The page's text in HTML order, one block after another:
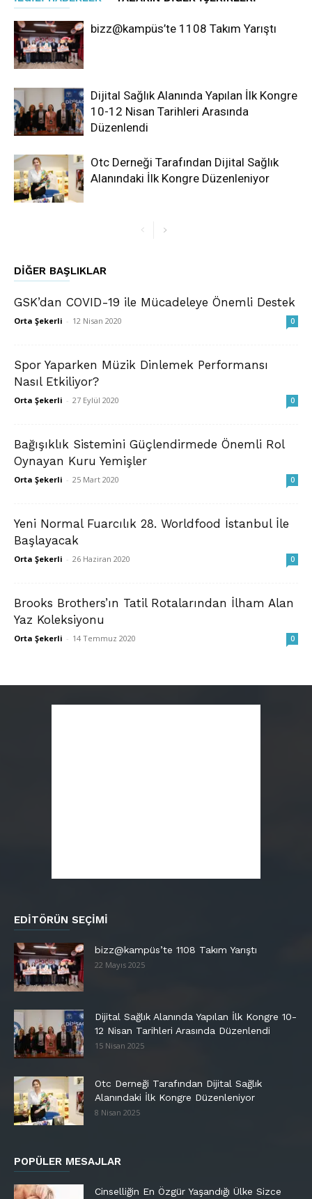
bizz@kampüs’te 1108 Takım Yarıştı
Dijital Sağlık Alanında Yapılan İlk Kongre
10-12 Nisan Tarihleri Arasında
Düzenlendi
Otc Derneği Tarafından Dijital Sağlık
Alanındaki İlk Kongre Düzenleniyor
DIĞER BAŞLIKLAR
GSK’dan COVID-19 ile Mücadeleye Önemli Destek
Orta Şekerli - 12 Nisan 2020 0
Spor Yaparken Müzik Dinlemek Performansı
Nasıl Etkiliyor?
Orta Şekerli - 27 Eylül 2020 0
Bağışıklık Sistemini Güçlendirmede Önemli Rol
Oynayan Kuru Yemişler
Orta Şekerli - 25 Mart 2020 0
Yeni Normal Fuarcılık 28. Worldfood İstanbul İle
Başlayacak
Orta Şekerli - 26 Haziran 2020 0
Brooks Brothers’ın Tatil Rotalarından İlham Alan
Yaz Koleksiyonu
Orta Şekerli - 14 Temmuz 2020 0
EDITÖRÜN SEÇIMI
bizz@kampüs’te 1108 Takım Yarıştı
22 Mayıs 2025
Dijital Sağlık Alanında Yapılan İlk Kongre 10-
12 Nisan Tarihleri Arasında Düzenlendi
15 Nisan 2025
Otc Derneği Tarafından Dijital Sağlık
Alanındaki İlk Kongre Düzenleniyor
8 Nisan 2025
POPÜLER MESAJLAR
Cinselliğin En Özgür Yaşandığı Ülke Sizce